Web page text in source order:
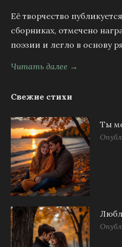
Её творчество
сборниках, отмечено
поэзии и легло в основу
Читать далее →
Свежие стихи
Ты